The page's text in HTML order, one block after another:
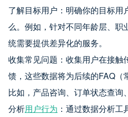
了解目标用户：明确你的目标用
么。例如，针对不同年龄层、职
统需要提供差异化的服务。
收集常见问题：收集用户在接触
馈，这些数据将为后续的FAQ（
比如，产品咨询、订单状态查询
分析用户行为 ：通过数据分析